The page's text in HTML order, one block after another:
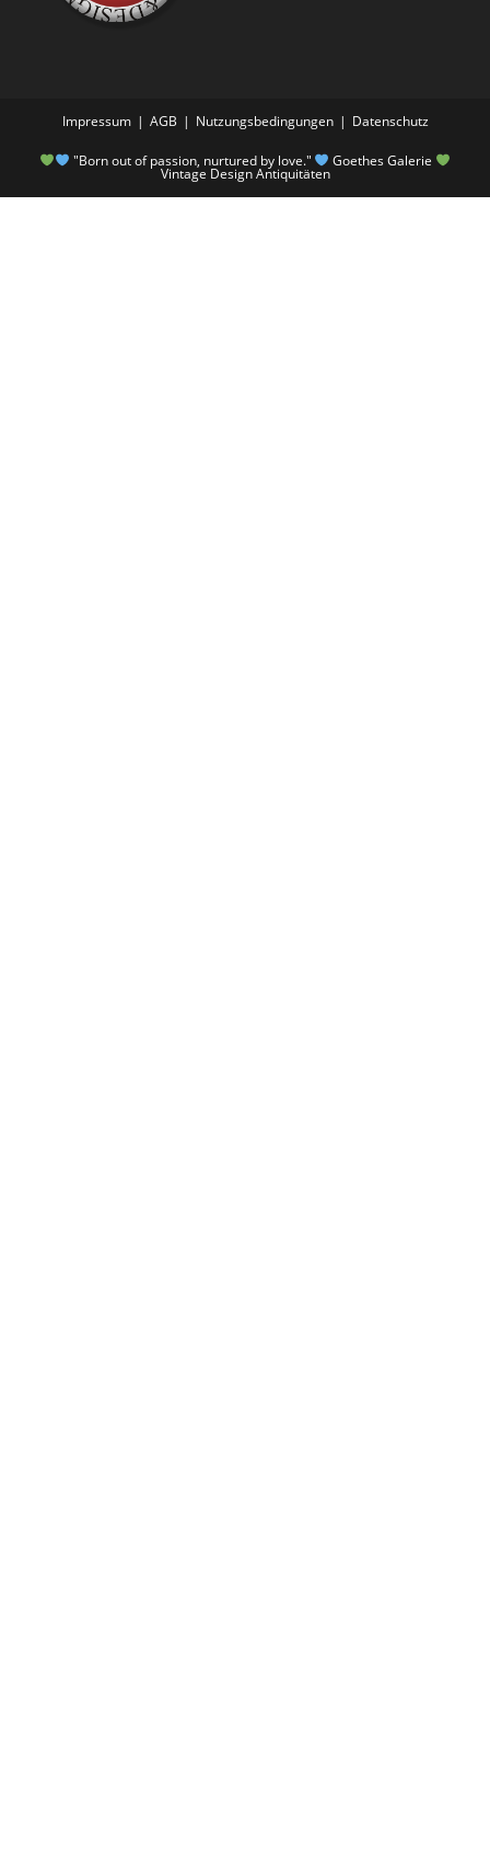
Impressum AGB Nutzungsbedingungen Datenschutz
"Born out of passion, nurtured by love." Goethes Galerie
Vintage Design Antiquitäten